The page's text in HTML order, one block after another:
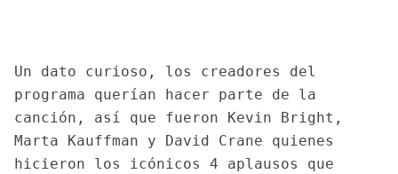
Un dato curioso, los creadores del
programa querían hacer parte de la
canción, así que fueron Kevin Bright,
Marta Kauffman y David Crane quienes
hicieron los icónicos 4 aplausos que